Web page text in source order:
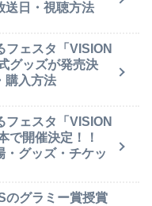
送日・視聴方法
フェスタ「VISION
グッズが発売決
購入方法
フェスタ「VISION
で開催決定！！
・グッズ・チケッ
のグラミー賞授賞